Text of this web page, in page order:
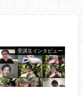
受講生インタビュー